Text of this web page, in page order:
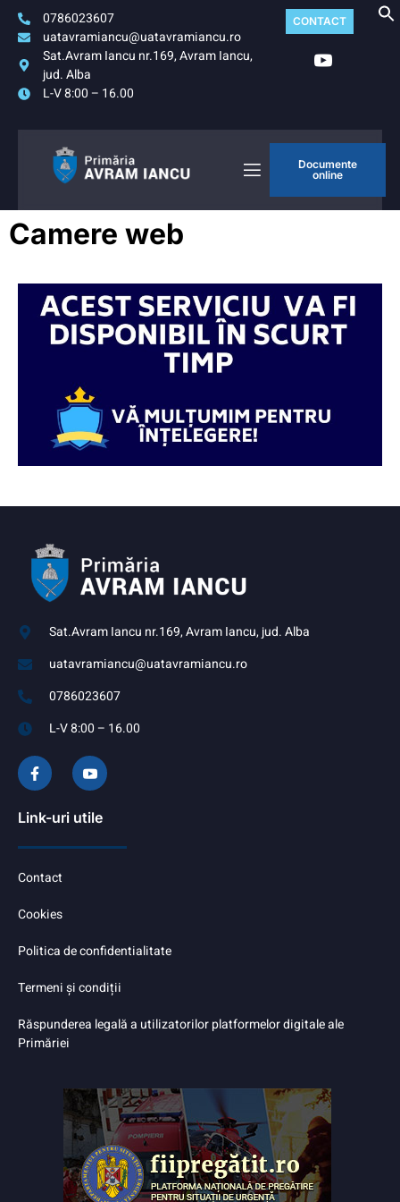
0786023607
uatavramiancu@uatavramiancu.ro
Sat.Avram Iancu nr.169, Avram Iancu,
jud. Alba
L-V 8:00 – 16.00
CONTACT
Documente
online
Camere web
Sat.Avram Iancu nr.169, Avram Iancu, jud. Alba
uatavramiancu@uatavramiancu.ro
0786023607
L-V 8:00 – 16.00
Link-uri utile
Contact
Cookies
Politica de confidentialitate
Termeni și condiții
Răspunderea legală a utilizatorilor platformelor digitale ale
Primăriei